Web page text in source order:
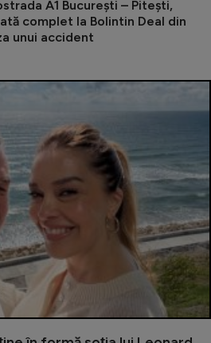
A1 București – Pitești,
complet la Bolintin Deal din
unui accident